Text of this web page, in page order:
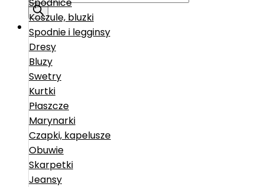
Koszule, bluzki
Spodnie i legginsy
Dresy
Bluzy
Swetry
Kurtki
Płaszcze
Marynarki
Czapki, kapelusze
Obuwie
Skarpetki
Jeansy